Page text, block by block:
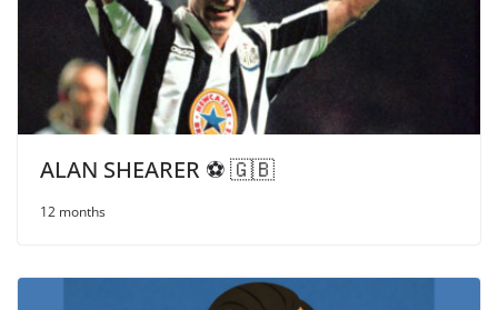
ALAN SHEARER ⚽ 🇬🇧
12 months